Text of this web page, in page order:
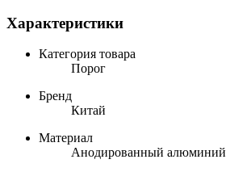
Характеристики
Категория товара
Порог
Бренд
Китай
Материал
Анодированный алюминий